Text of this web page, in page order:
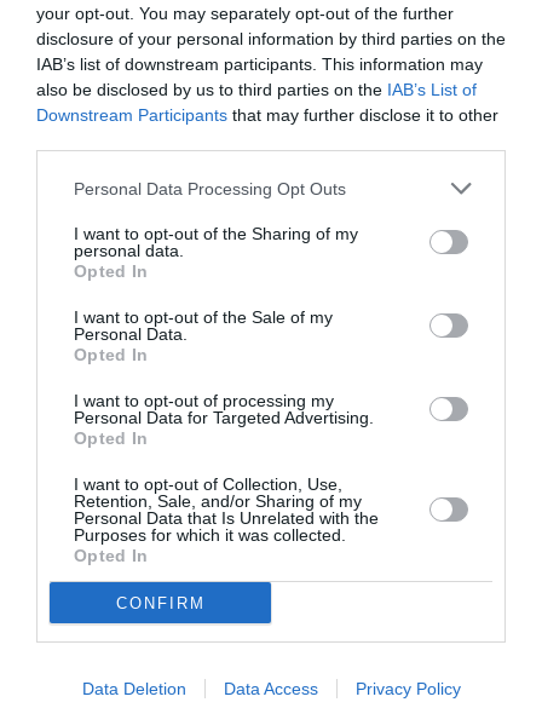
your opt-out. You may separately opt-out of the further
disclosure of your personal information by third parties on the
IAB’s list of downstream participants. This information may
also be disclosed by us to third parties on the IAB’s List of
Downstream Participants that may further disclose it to other
Personal Data Processing Opt Outs
I want to opt-out of the Sharing of my
personal data.
Opted In
I want to opt-out of the Sale of my
Personal Data.
Opted In
I want to opt-out of processing my
Personal Data for Targeted Advertising.
Opted In
I want to opt-out of Collection, Use,
Retention, Sale, and/or Sharing of my
Personal Data that Is Unrelated with the
Purposes for which it was collected.
Opted In
CONFIRM
Data Deletion Data Access Privacy Policy
υπαλλήλους που διατήρησε την ανωνυμία του.
Ο κόσμος νιώθει απαίσια. Δεν έχω ξαναδεί
τόσους διαλυμένους ανθρώπους. Έγινε ρουτίνα
το να αναρωτιόμαστε το πόσοι έβαλαν χτες τα
κλάματα και πόσοι θα τα βάλουν σήμερα.
Μήπως θα είμαι εγώ ανάμεσα σε αυτούς;»
πρόσθεσε ένας άλλος.
«Δεν έχω ξαναδεί τόσους διαλυμένους
ανθρώπους. Έγινε ρουτίνα το να
αναρωτιόμαστε το πόσοι έβαλαν χτες
τα κλάματα και πόσοι θα τα βάλουν
σήμερα. Μήπως θα είμαι εγώ ανάμεσα
σε αυτούς;».
Μια αλλόκοτη μαρτυρία λέει ότι η Djerf είχε στο
γραφείο της μιατουαλέτα
χρησιμοποιεί μόνο η ίδια – εκτός αν ανήκες σε
έναν από τους «αγαπημένους» υπαλλήλους της.